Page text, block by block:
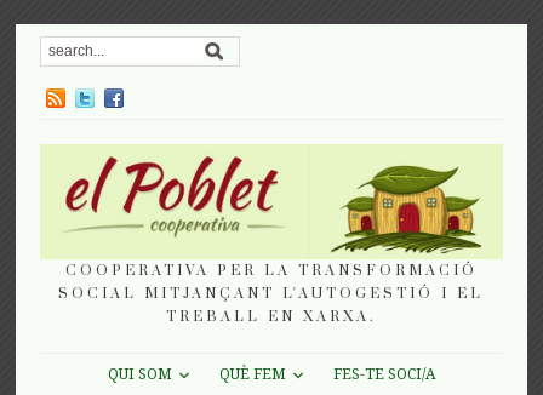
COOPERATIVA PER LA TRANSFORMACIÓ
SOCIAL MITJANÇANT L'AUTOGESTIÓ I EL
TREBALL EN XARXA.
QUI SOM QUÈ FEM
FES-TE SOCI/A